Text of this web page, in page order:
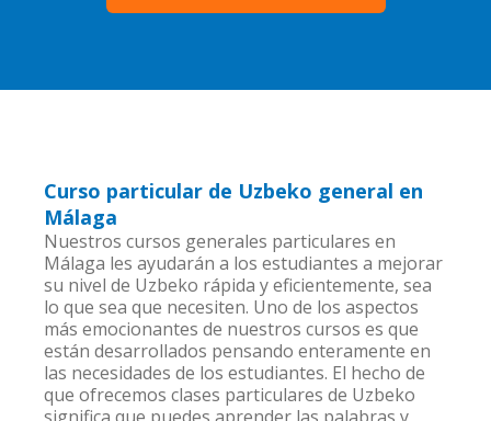
Curso particular de Uzbeko general en
Málaga
Nuestros cursos generales particulares en
Málaga les ayudarán a los estudiantes a mejorar
su nivel de Uzbeko rápida y eficientemente, sea
lo que sea que necesiten. Uno de los aspectos
más emocionantes de nuestros cursos es que
están desarrollados pensando enteramente en
las necesidades de los estudiantes. El hecho de
que ofrecemos clases particulares de Uzbeko